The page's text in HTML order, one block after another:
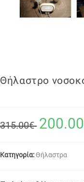
Θήλαστρο
315.00€
Κατηγορία: Θήλαστρα